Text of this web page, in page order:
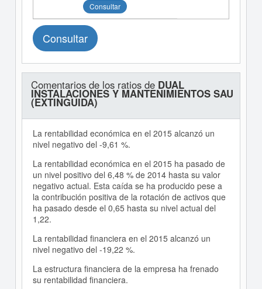
Consultar
Consultar
Comentarios de los ratios de DUAL
INSTALACIONES Y MANTENIMIENTOS SAU
(EXTINGUIDA)
La rentabilidad económica en el 2015 alcanzó un
nivel negativo del -9,61 %.
La rentabilidad económica en el 2015 ha pasado de
un nivel positivo del 6,48 % de 2014 hasta su valor
negativo actual. Esta caída se ha producido pese a
la contribución positiva de la rotación de activos que
ha pasado desde el 0,65 hasta su nivel actual del
1,22.
La rentabilidad financiera en el 2015 alcanzó un
nivel negativo del -19,22 %.
La estructura financiera de la empresa ha frenado
su rentabilidad financiera.